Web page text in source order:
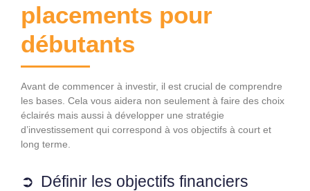
placements pour
débutants
Avant de commencer à investir, il est crucial de comprendre
les bases. Cela vous aidera non seulement à faire des choix
éclairés mais aussi à développer une stratégie
d’investissement qui correspond à vos objectifs à court et
long terme.
Définir les objectifs financiers